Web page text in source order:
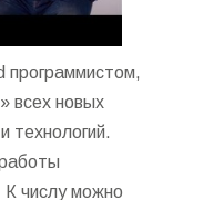
всех новых
технологий.
К числу можно